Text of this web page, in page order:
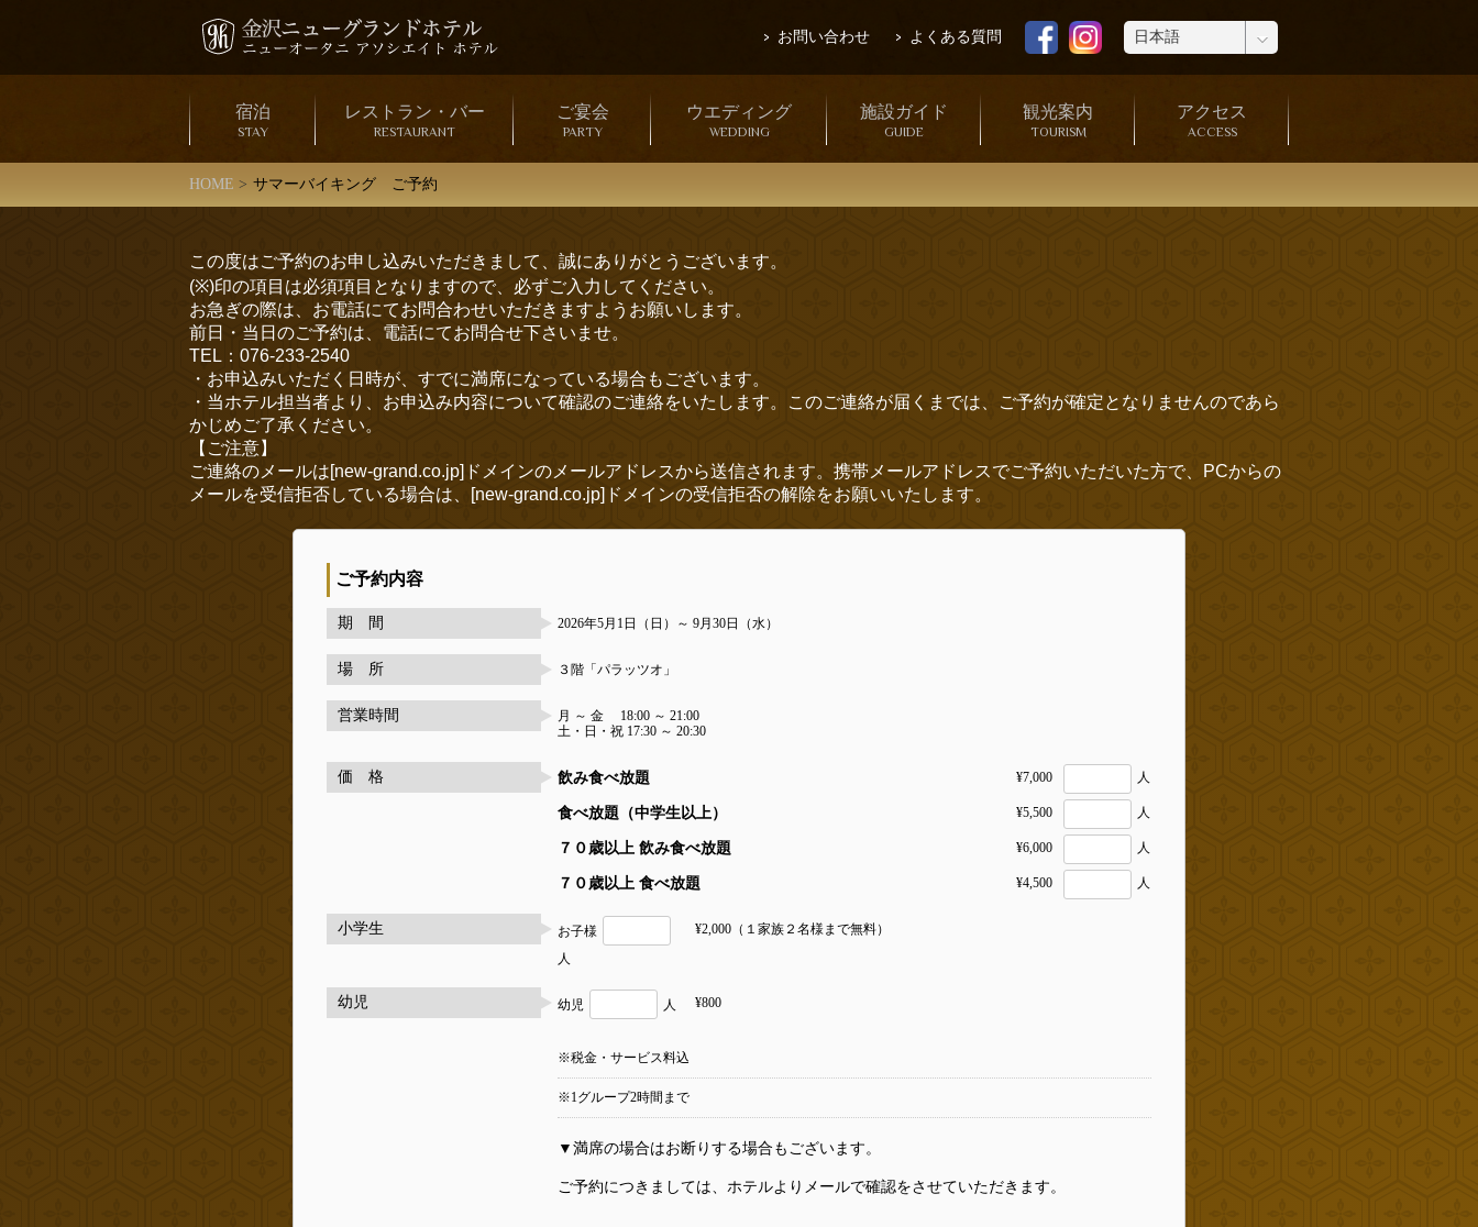
お問い合わせ よくある質問
宿泊
STAY
レストラン・バー
RESTAURANT
ご宴会
PARTY
ウエディング
WEDDING
施設ガイド
GUIDE
観光案内
TOURISM
アクセス
ACCESS
HOME サマーバイキング ご予約
この度はご予約のお申し込みいただきまして、誠にありがとうございます。
(※)印の項目は必須項目となりますので、必ずご入力してください。
お急ぎの際は、お電話にてお問合わせいただきますようお願いします。
前日・当日のご予約は、電話にてお問合せ下さいませ。
TEL：076-233-2540
・お申込みいただく日時が、すでに満席になっている場合もございます。
・当ホテル担当者より、お申込み内容について確認のご連絡をいたします。このご連絡が届くまでは、ご予約が確定となりませんのであら
かじめご了承ください。
【ご注意】
ご連絡のメールは[new-grand.co.jp]ドメインのメールアドレスから送信されます。携帯メールアドレスでご予約いただいた方で、PCからの
メールを受信拒否している場合は、[new-grand.co.jp]ドメインの受信拒否の解除をお願いいたします。
ご予約内容
期 間 2026年5月1日（日）～ 9月30日（水）
場 所 ３階「パラッツオ」
営業時間
月 ～ 金 18:00 ～ 21:00
土・日・祝 17:30 ～ 20:30
価 格 飲み食べ放題 ¥7,000 人
食べ放題（中学生以上） ¥5,500 人
７０歳以上 飲み食べ放題 ¥6,000 人
７０歳以上 食べ放題 ¥4,500 人
小学生
お子様
人
¥2,000（１家族２名様まで無料）
幼児 幼児 人 ¥800
※税金・サービス料込
※1グループ2時間まで
▼満席の場合はお断りする場合もございます。
ご予約につきましては、ホテルよりメールで確認をさせていただきます。